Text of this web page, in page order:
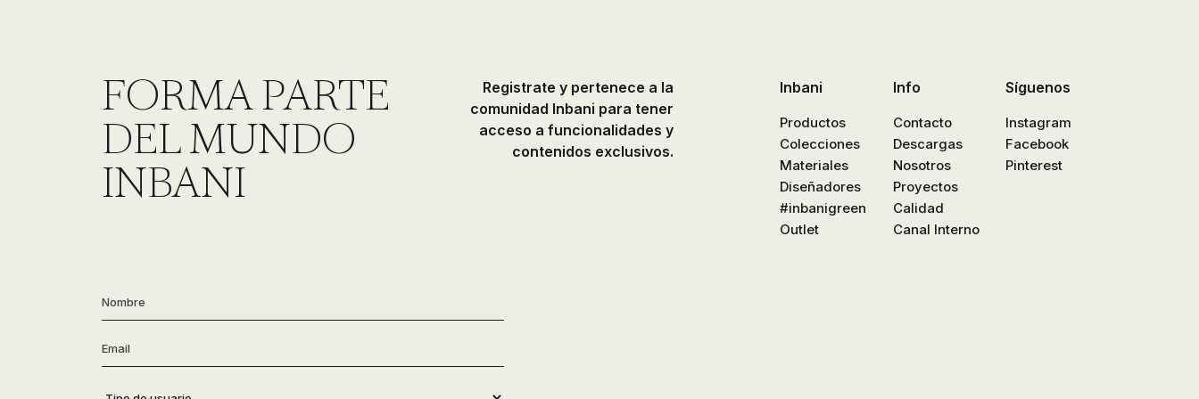
FORMA PARTE
DEL MUNDO
INBANI
Registrate y pertenece a la
comunidad Inbani para tener
acceso a funcionalidades y
contenidos exclusivos.
Nombre
Email
Tipo
Inbani
Productos
Colecciones
Materiales
Diseñadores
#inbanigreen
Outlet
Info
Contacto
Descargas
Nosotros
Proyectos
Calidad
Canal Interno
Síguenos
Instagram
Facebook
Pinterest